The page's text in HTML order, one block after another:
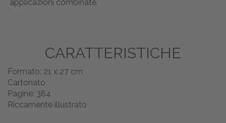
applicazioni combinate.
CARATTERISTICHE
Formato: 21 x 27 cm
Cartonato
Pagine: 384
Riccamente illustrato